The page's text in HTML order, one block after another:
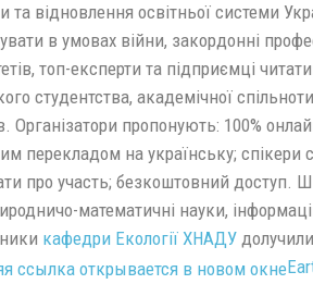
та відновлення освітньої системи
в умовах війни, закордонні
топ-експерти та підприємці
студентства, академічної
Організатори пропонують: 100%
перекладом на українську; спікери
про участь; безкоштовний доступ.
математичні науки,
кафедри Екології ХНАДУ